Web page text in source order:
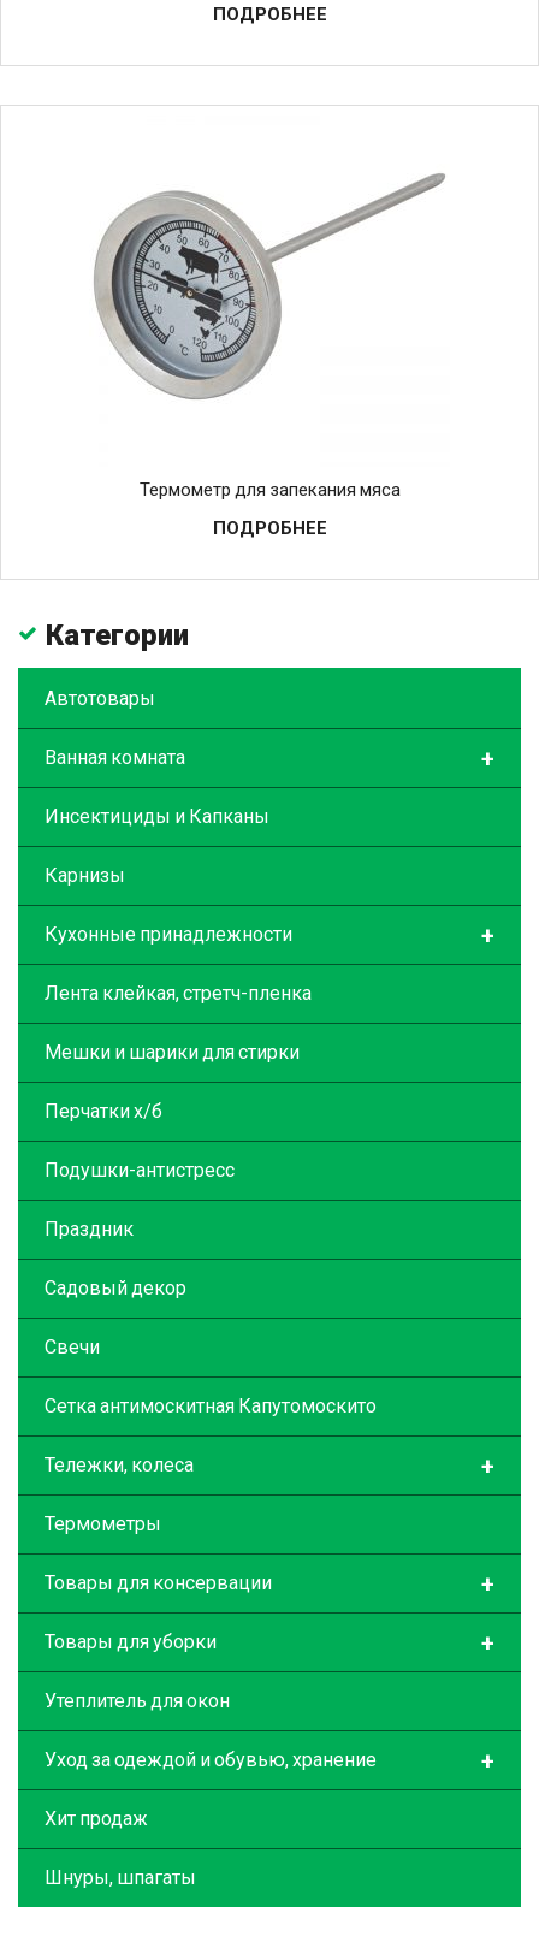
ПОДРОБНЕЕ
Термометр для запекания мяса
ПОДРОБНЕЕ
Категории
Автотовары
+
Ванная комната
Инсектициды и Капканы
Карнизы
+
Кухонные принадлежности
Лента клейкая, стретч-пленка
Мешки и шарики для стирки
Перчатки х/б
Подушки-антистресс
Праздник
Садовый декор
Свечи
Сетка антимоскитная Капутомоскито
+
Тележки, колеса
Термометры
+
Товары для консервации
+
Товары для уборки
Утеплитель для окон
+
Уход за одеждой и обувью, хранение
Хит продаж
Шнуры, шпагаты